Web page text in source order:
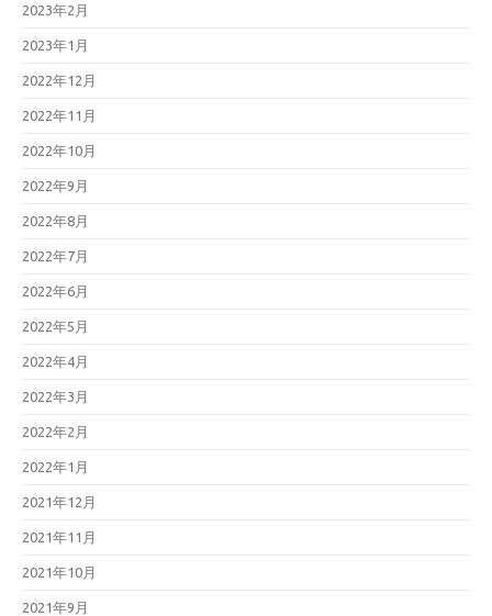
2023年2月
2023年1月
2022年12月
2022年11月
2022年10月
2022年9月
2022年8月
2022年7月
2022年6月
2022年5月
2022年4月
2022年3月
2022年2月
2022年1月
2021年12月
2021年11月
2021年10月
2021年9月